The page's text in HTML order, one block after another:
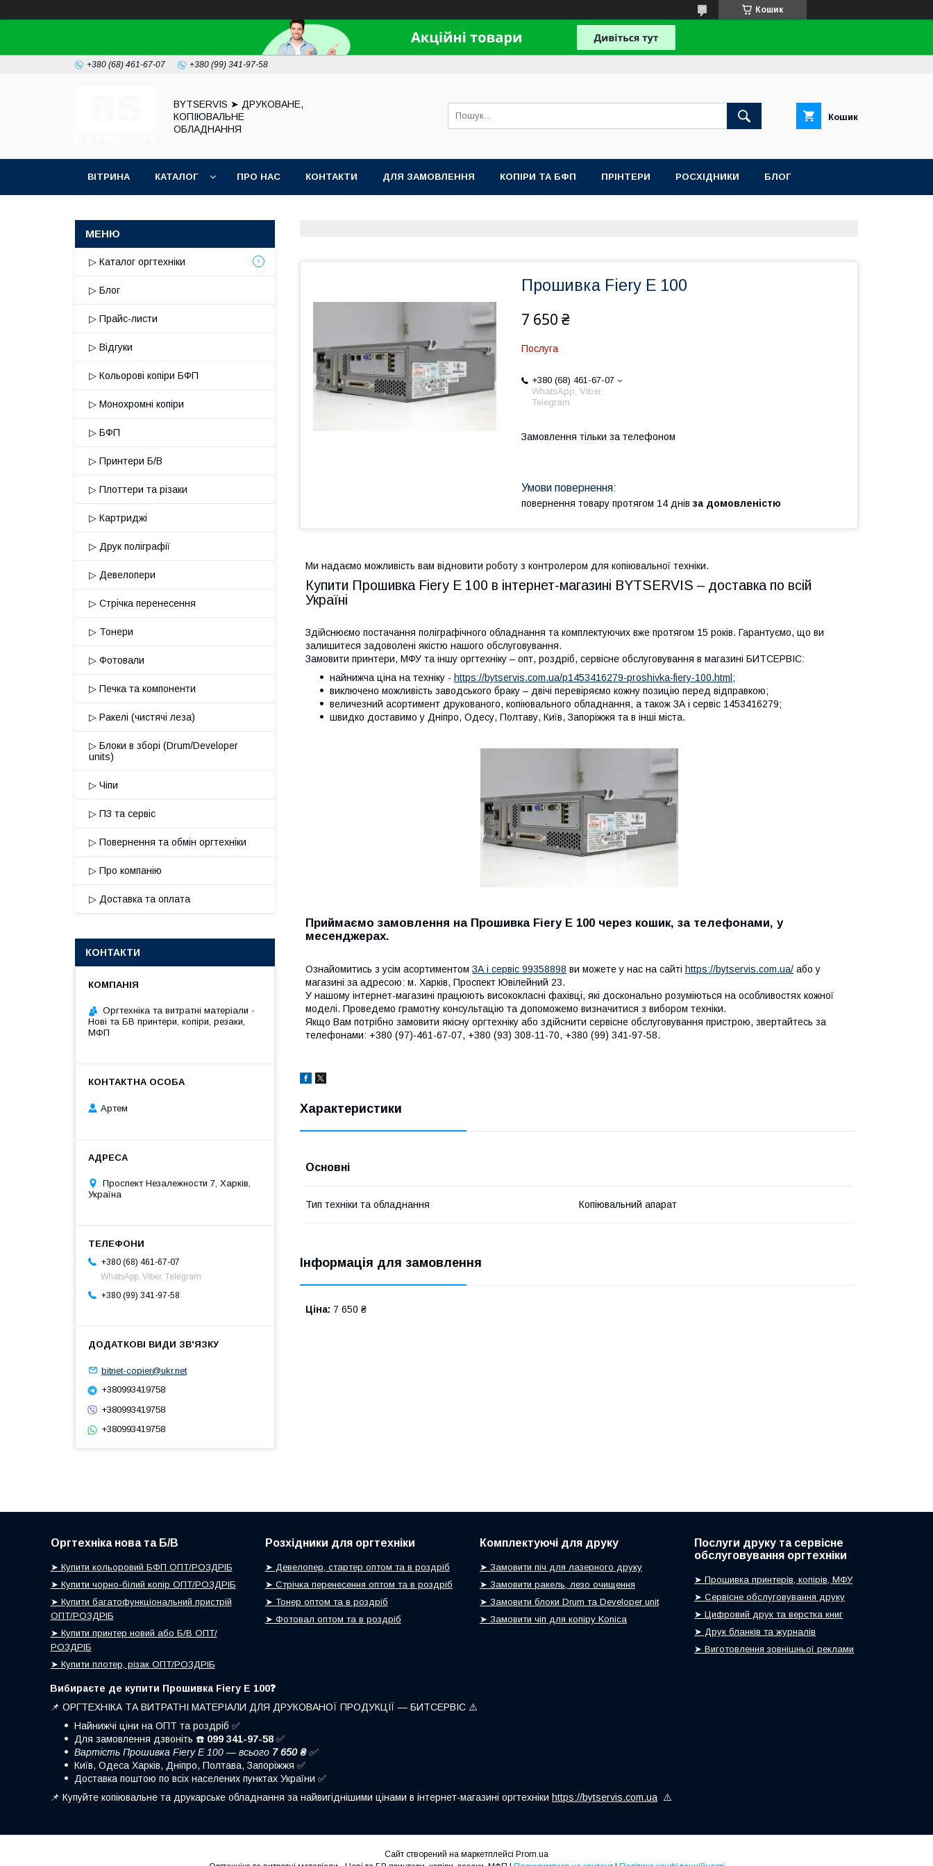
Кошик
+380 (68) 461-67-07 +380 (99) 341-97-58
BYTSERVIS ➤ ДРУКОВАНЕ,
КОПІЮВАЛЬНЕ
ОБЛАДНАННЯ
Кошик
ВІТРИНА КАТАЛОГ ПРО НАС КОНТАКТИ ДЛЯ ЗАМОВЛЕННЯ КОПІРИ ТА БФП ПРІНТЕРИ РОСХІДНИКИ БЛОГ
Прошивка Fiery E 100
7 650 ₴
Послуга
+380 (68) 461-67-07
WhatsApp, Viber,
Telegram
Замовлення тільки за телефоном
повернення товару протягом 14 днів за домовленістю
Ми надаємо можливість вам відновити роботу з контролером для копіювальної техніки.
Купити Прошивка Fiery E 100 в інтернет-магазині BYTSERVIS – доставка по всій
Україні
Здійснюємо постачання поліграфічного обладнання та комплектуючих вже протягом 15 років. Гарантуємо, що ви
залишитеся задоволені якістю нашого обслуговування.
Замовити принтери, МФУ та іншу оргтехніку – опт, роздріб, сервісне обслуговування в магазині БИТСЕРВІС:
найнижча ціна на техніку - https://bytservis.com.ua/p1453416279-proshivka-fiery-100.html ;
виключено можливість заводського браку – двічі перевіряємо кожну позицію перед відправкою;
величезний асортимент друкованого, копіювального обладнання, а також ЗА і сервіс 1453416279;
швидко доставимо у Дніпро, Одесу, Полтаву, Київ, Запоріжжя та в інші міста.
Приймаємо замовлення на Прошивка Fiery E 100 через кошик, за телефонами, у
месенджерах.
Ознайомитись з усім асортиментом ЗА і сервіс 99358898 ви можете у нас на сайті https://bytservis.com.ua/ або у
магазині за адресою: м. Харків, Проспект Ювілейний 23.
У нашому інтернет-магазині працюють висококласні фахівці, які досконально розуміються на особливостях кожної
моделі. Проведемо грамотну консультацію та допоможемо визначитися з вибором техніки.
Якщо Вам потрібно замовити якісну оргтехніку або здійснити сервісне обслуговування пристрою, звертайтесь за
телефонами: +380 (97)-461-67-07, +380 (93) 308-11-70, +380 (99) 341-97-58.
Характеристики
Основні
Тип техніки та обладнання Копіювальний апарат
Інформація для замовлення
Ціна: 7 650 ₴
▷ Каталог оргтехніки
▷ Блог
▷ Прайс-листи
▷ Відгуки
▷ Кольорові копіри БФП
▷ Монохромні копіри
▷ БФП
▷ Принтери Б/В
▷ Плоттери та різаки
▷ Картриджі
▷ Друк поліграфії
▷ Девелопери
▷ Стрічка перенесення
▷ Тонери
▷ Фотовали
▷ Печка та компоненти
▷ Ракелі (чистячі леза)
▷ Блоки в зборі (Drum/Developer
units)
▷ Чіпи
▷ ПЗ та сервіс
▷ Повернення та обмін оргтехніки
▷ Про компанію
▷ Доставка та оплата
КОНТАКТИ
Оргтехніка та витратні матеріали -
Нові та БВ принтери, копіри, резаки,
МФП
Артем
Проспект Незалежности 7, Харків,
Україна
+380 (68) 461-67-07
WhatsApp, Viber, Telegram
+380 (99) 341-97-58
bitnet-copier@ukr.net
+380993419758
+380993419758
+380993419758
Оргтехніка нова та Б/В
➤ Купити кольоровий БФП ОПТ/РОЗДРІБ
➤ Купити чорно-білий копір ОПТ/РОЗДРІБ
➤ Купити багатофункціональний пристрій
ОПТ/РОЗДРІБ
➤ Купити принтер новий або Б/В ОПТ/
РОЗДРІБ
➤ Купити плотер, різак ОПТ/РОЗДРІБ
Розхідники для оргтехніки
➤ Девелопер, стартер оптом та в роздріб
➤ Стрічка перенесення оптом та в роздріб
➤ Тонер оптом та в роздріб
➤ Фотовал оптом та в роздріб
Комплектуючі для друку
➤ Замовити піч для лазерного друку
➤ Замовити ракель, лезо очищення
➤ Замовити блоки Drum та Developer unit
➤ Замовити чіп для копіру Konica
Послуги друку та сервісне
обслуговування оргтехніки
➤ Прошивка принтерів, копірів, МФУ
➤ Сервісне обслуговування друку
➤ Цифровий друк та верстка книг
➤ Друк бланків та журналів
➤ Виготовлення зовнішньої реклами
Вибираєте де купити Прошивка Fiery E 100❓
📌 ОРГТЕХНІКА ТА ВИТРАТНІ МАТЕРІАЛИ ДЛЯ ДРУКОВАНОЇ ПРОДУКЦІЇ — БИТСЕРВІС ⚠️
Найнижчі ціни на ОПТ та роздріб ✅
Для замовлення дзвоніть ☎️ 099 341-97-58 ✅
Вартість Прошивка Fiery E 100 — всього 7 650 ₴ ✅
Київ, Одеса Харків, Дніпро, Полтава, Запоріжжя ✅
Доставка поштою по всіх населених пунктах України ✅
📌 Купуйте копіювальне та друкарське обладнання за найвигіднішими цінами в інтернет-магазині оргтехніки https://bytservis.com.ua ⚠️
Сайт створений на маркетплейсі Prom.ua